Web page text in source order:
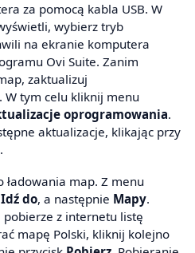
za pomocą kabla USB. W
wybierz tryb
na ekranie komputera
Ovi Suite. Zanim
zaktualizuj
tym celu kliknij menu
oprogramowania.
aktualizacje, klikając przy
.
ładowania map. Z menu
Idź do, a następnie Mapy.
z internetu listę
mapę Polski, kliknij kolejno